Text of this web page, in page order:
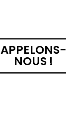
APPELONS-
NOUS !